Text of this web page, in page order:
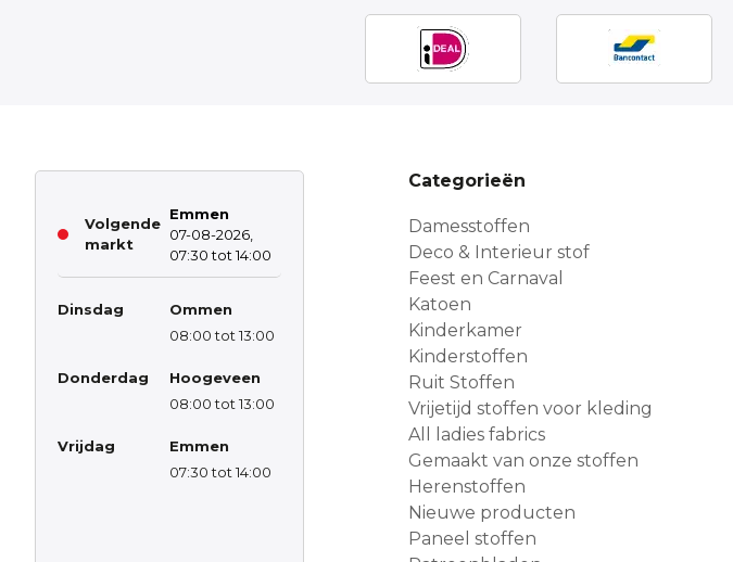
Volgende
markt
Emmen
07-08-2026,
07:30 tot 14:00
Dinsdag
Ommen
08:00 tot 13:00
Donderdag
Hoogeveen
08:00 tot 13:00
Vrijdag
Emmen
07:30 tot 14:00
Categorieën
Damesstoffen
Deco & Interieur stof
Feest en Carnaval
Katoen
Kinderkamer
Kinderstoffen
Ruit Stoffen
Vrijetijd stoffen voor kleding
All ladies fabrics
Gemaakt van onze stoffen
Herenstoffen
Nieuwe producten
Paneel stoffen